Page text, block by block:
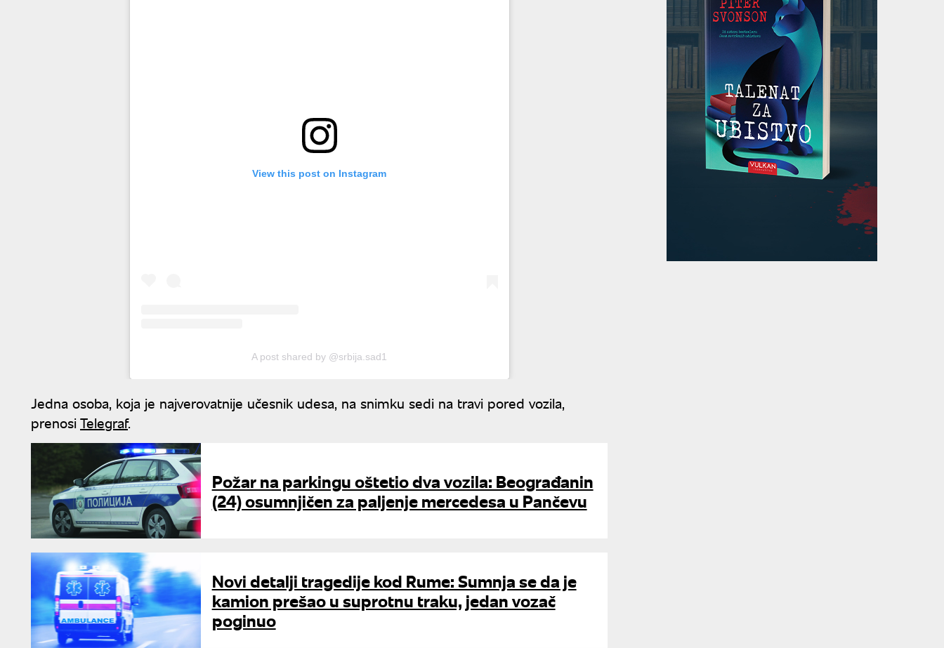
View this post on Instagram
A post shared by @srbija.sad1
Jedna osoba, koja je najverovatnije učesnik udesa, na snimku sedi na travi pored vozila,
prenosi Telegraf.
Požar na parkingu oštetio dva vozila: Beograđanin
(24) osumnjičen za paljenje mercedesa u Pančevu
Novi detalji tragedije kod Rume: Sumnja se da je
kamion prešao u suprotnu traku, jedan vozač
poginuo